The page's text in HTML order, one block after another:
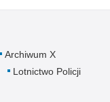
Archiwum X
Lotnictwo Policji